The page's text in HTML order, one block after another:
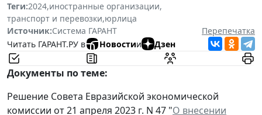
Теги:2024,иностранные организации,
транспорт и перевозки,юрлица
Источник:Система ГАРАНТ
Перепечатка
Читать ГАРАНТ.РУ в
Новостии Дзен
Документы по теме:
Решение Совета Евразийской экономической
комиссии от 21 апреля 2023 г. N 47 "О внесении